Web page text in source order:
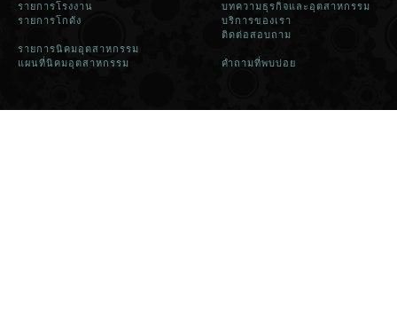
รายการโรงงาน
รายการโกดัง
รายการนิคมอุตสาหกรรม
แผนที่นิคมอุตสาหกรรม
บทความธุรกิจและอุตสาหกรรม
บริการของเรา
ติดต่อสอบถาม
คำถามที่พบบ่อย